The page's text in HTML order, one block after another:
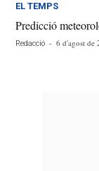
EL TEMPS
Predicció
Redacció - 6 d'agost de